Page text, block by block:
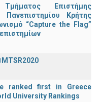
Επιστήμης
Κρήτης
“Capture the Flag”
ranked first in Greece
University Rankings